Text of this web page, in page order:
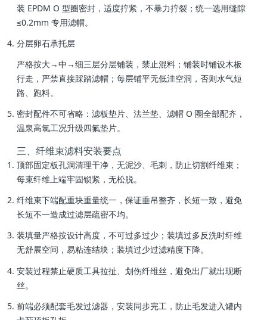
装 EPDM O 型圈密封，适度拧紧，不暴力拧裂；统一选用缝隙
≤0.2mm 专用滤帽。
分层卵石承托层
严格按大→中→细三层分层铺装，禁止混料；铺装时铺设木板
行走，严禁直接踩踏滤帽；每层铺平无低洼空洞，否则水气短
路、跑料。
密封配件不可省略：滤板垫片、法兰垫、滤帽 O 圈全部配齐，
温泉高氯工况升级四氟垫片。
三、纤维束滤料安装要点
顶部固定板孔洞清理干净，无泥沙、毛刺，防止切割纤维束；
每束纤维上端牢固锁紧，无松脱。
纤维束下端配重块重量统一，保证垂吊整齐，长短一致，避免
长短不一造成过滤层疏密不均。
装填量严格按设计高度，不可过多过少；装填过多反洗时纤维
无舒展空间，易粘连结块；装填过少过滤精度下降。
安装过程禁止硬质工具拉扯、划伤纤维丝，避免出厂就出现断
丝。
前端必须配套毛发过滤器，安装同步完工，防止毛发进入罐内